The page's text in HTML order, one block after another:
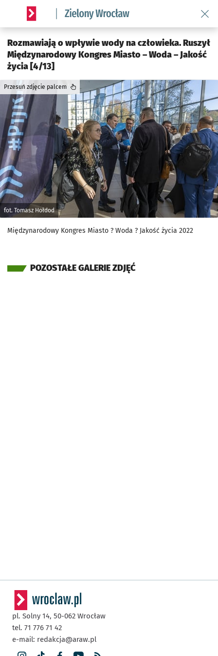
Serwis informacyjny wroclaw.pl podserwis: Środowisko we
Rozmawiają o wpływie wody na człowieka. Ruszył
Międzynarodowy Kongres Miasto – Woda – Jakość
życia [4/13]
fot. Tomasz Hołdod
Przesuń zdjęcie palcem
Międzynarodowy Kongres Miasto ? Woda ? Jakość życia 2022
POZOSTAŁE GALERIE ZDJĘĆ
pl. Solny 14, 50-062 Wrocław
tel. 71 776 71 42
e-mail: redakcja@araw.pl